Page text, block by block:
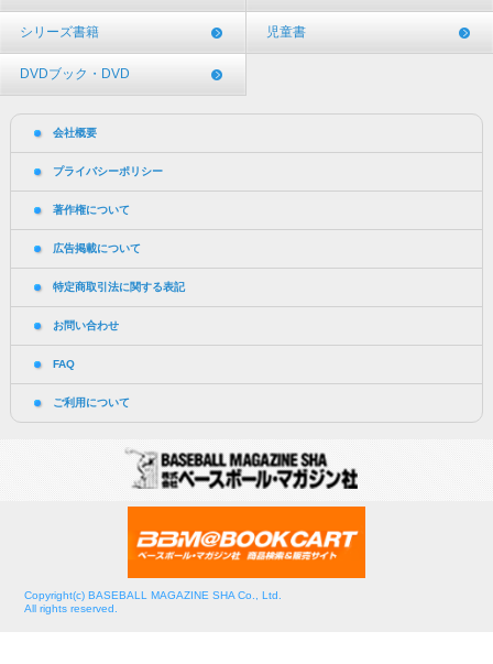
シリーズ書籍 児童書
DVDブック・DVD
会社概要
プライバシーポリシー
著作権について
広告掲載について
特定商取引法に関する表記
お問い合わせ
FAQ
ご利用について
Copyright(c) BASEBALL MAGAZINE SHA Co., Ltd.
All rights reserved.